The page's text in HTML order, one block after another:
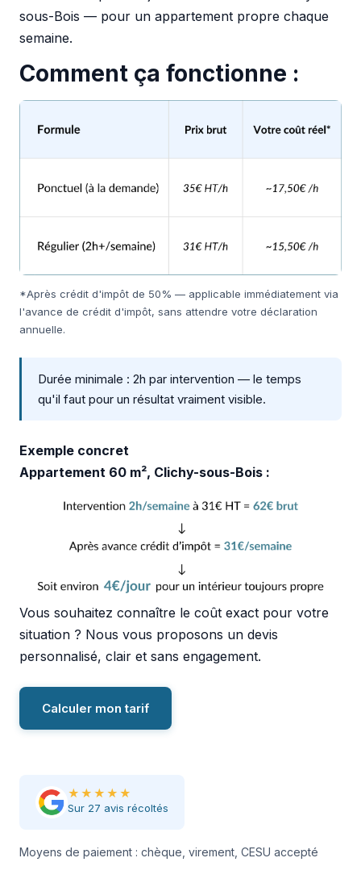
sous-Bois — pour un appartement propre chaque
semaine.
Comment ça fonctionne :
*Après crédit d'impôt de 50% — applicable immédiatement via
l'avance de crédit d'impôt, sans attendre votre déclaration
annuelle.
Durée minimale : 2h par intervention — le temps
qu'il faut pour un résultat vraiment visible.
Exemple concret
Appartement 60 m², Clichy-sous-Bois :
Vous souhaitez connaître le coût exact pour votre
situation ? Nous vous proposons un devis
personnalisé, clair et sans engagement.
Calculer mon tarif
★★★★★
Sur 27 avis récoltés
Moyens de paiement : chèque, virement, CESU accepté